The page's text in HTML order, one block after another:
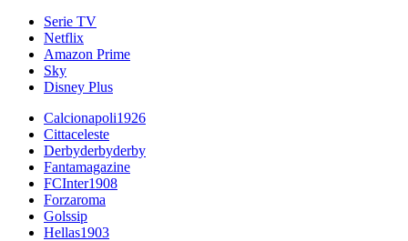
Serie TV
Netflix
Amazon Prime
Sky
Disney Plus
Calcionapoli1926
Cittaceleste
Derbyderbyderby
Fantamagazine
FCInter1908
Forzaroma
Golssip
Hellas1903